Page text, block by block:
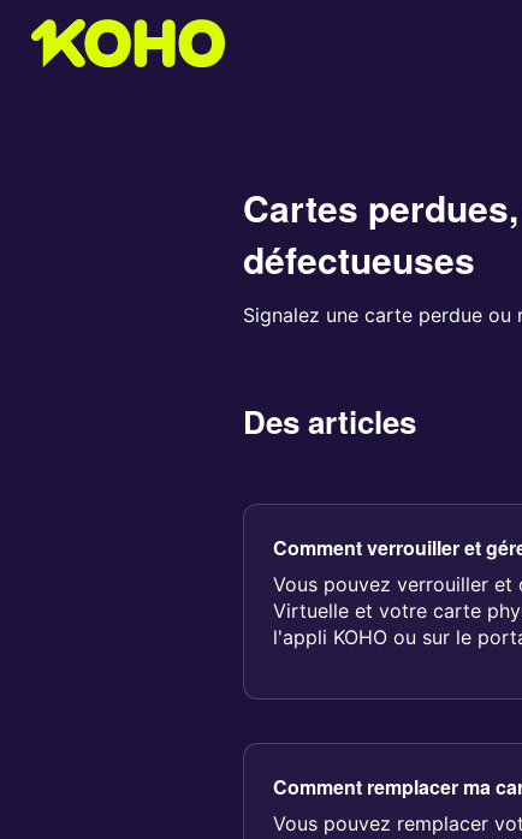
Cartes
défectueuses
Signalez une carte perdue
Des articles
Comment verrouiller et
Vous pouvez verrouiller
Virtuelle et votre carte
l'appli KOHO ou sur le
Comment remplacer ma
Vous pouvez remplacer